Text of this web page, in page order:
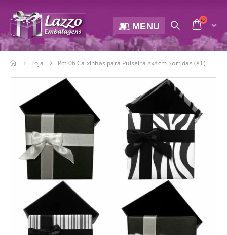
MENU
Loja Pct 06 Caixinhas para Pulseira 8x8cm Sortidas (X1)